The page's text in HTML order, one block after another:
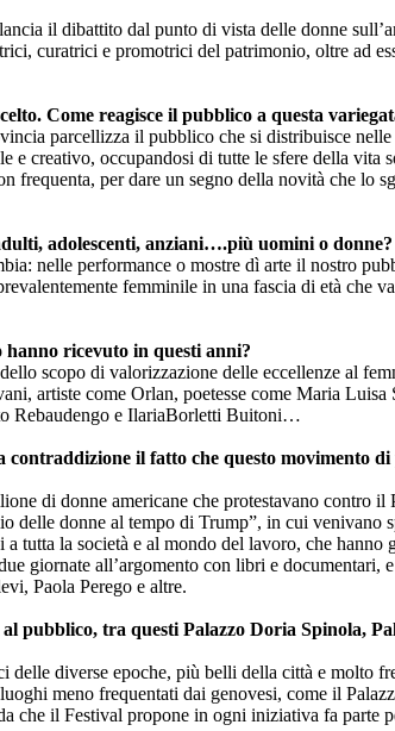
il dibattito dal punto di vista delle donne
curatrici e promotrici del patrimonio, oltre ad
Come reagisce il pubblico a questa
parcellizza il pubblico che si distribuisce
creativo, occupandosi di tutte le sfere della vita
per dare un segno della novità che lo
adolescenti, anziani….più uomini o donne?
nelle performance o mostre dì arte il nostro
femminile in una fascia di età che
hanno ricevuto in questi anni?
scopo di valorizzazione delle eccellenze al
artiste come Orlan, poetesse come Maria
Rebaudengo e IlariaBorletti Buitoni…
il fatto che questo movimento
di donne americane che protestavano contro
donne al tempo di Trump”, in cui venivano
tutta la società e al mondo del lavoro, che
giornate all’argomento con libri e
Paola Perego e altre.
pubblico, tra questi Palazzo Doria Spinola,
diverse epoche, più belli della città e molto
meno frequentati dai genovesi, come il
che il Festival propone in ogni iniziativa fa parte